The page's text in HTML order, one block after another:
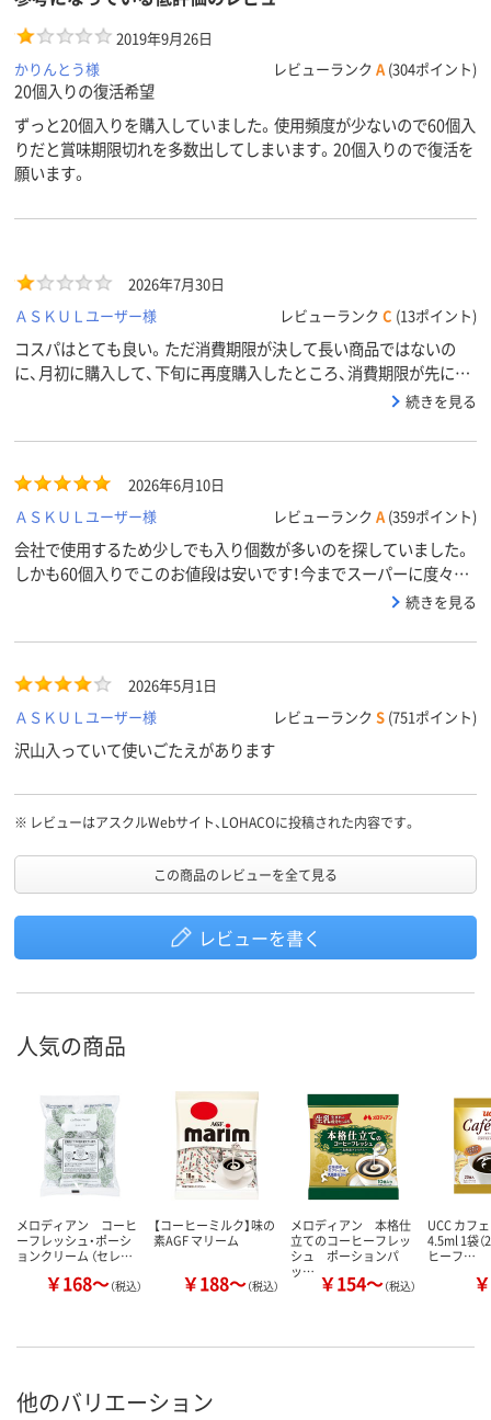
2019年9月26日
かりんとう様
レビューランク A (304ポイント)
20個入りの復活希望
ずっと20個入りを購入していました。使用頻度が少ないので60個入
りだと賞味期限切れを多数出してしまいます。20個入りので復活を
願います。
2026年7月30日
ＡＳＫＵＬユーザー様
レビューランク C (13ポイント)
コスパはとても良い。ただ消費期限が決して長い商品ではないの
に、月初に購入して、下旬に再度購入したところ、消費期限が先に届
いているものより1か月近くも短いのが届いた。サポートセンター
数があるのでとの回答だった。蓋の色が同じ商品だったので、期限
しをつけたりと、面倒な事になった。
続きを見る
2026年6月10日
ＡＳＫＵＬユーザー様
レビューランク A (359ポイント)
会社で使用するため少しでも入り個数が多いのを探していました。
しかも60個入りでこのお値段は安いです！今までスーパーに度々買
続きを見る
2026年5月1日
ＡＳＫＵＬユーザー様
レビューランク S (751ポイント)
沢山入っていて使いごたえがあります
※ レビューはアスクルWebサイト、LOHACOに投稿された内容です。
この商品のレビューを全て見る
レビューを書く
人気の商品
メロディアン コーヒ
ーフレッシュ・ポーシ
ョンクリーム （セレ…
￥168～（税込）
【コーヒーミルク】味の
素AGF マリーム
￥188～（税込）
メロディアン 本格仕
立てのコーヒーフレッ
シュ ポーションパ
ッ… ￥154～（税込）
UCC カフ
4.5ml 1袋（
ヒーフ…
他のバリエーション